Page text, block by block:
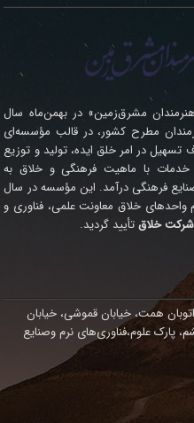
مشرق‌زمین» در بهمن‌ماه سال
مطرح کشور، در قالب مؤسسه‌ای
تأسیس و از مرداد سال ۱۴۰۱ باهدف تسهیل در امر خلق ایده، تولید و توزیع
خدمات با ماهیت فرهنگی و خلاق به
فرهنگی درآمد. این مؤسسه در سال
واحدهای خلاق معاونت علمی، فناوری و
شرکت خلاقتأیید گردید.
همت، خیابان قموشی، خیابان
پارک علوم،فناوری‌های نرم وصنایع